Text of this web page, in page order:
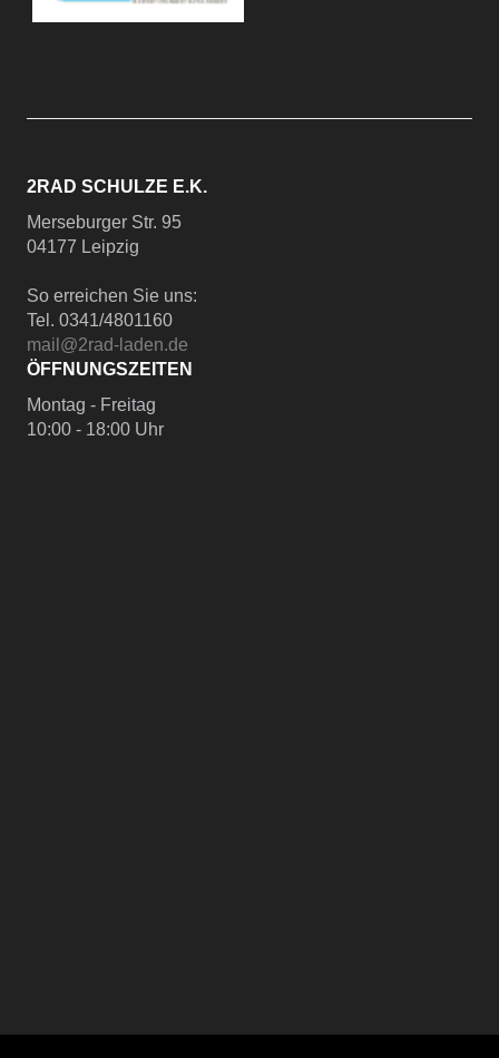
2RAD SCHULZE E.K.
Merseburger Str. 95
04177 Leipzig
So erreichen Sie uns:
Tel. 0341/4801160
mail@2rad-laden.de
ÖFFNUNGSZEITEN
Montag - Freitag
10:00 - 18:00 Uhr